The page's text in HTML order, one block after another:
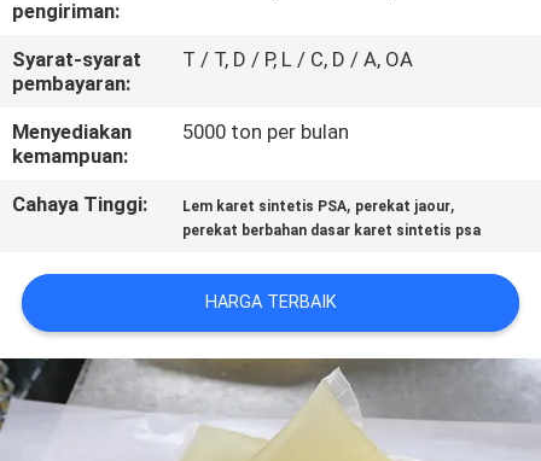
KASUS-
KASUS
PERMINTAAN
PENAWARAN
SITEMAP
KEBIJAKAN
PRIVASI
pengiriman:
Syarat-syarat
pembayaran:
T / T, D / P, L / C, D / A, OA
Menyediakan
kemampuan:
5000 ton per bulan
Cahaya Tinggi: Lem karet sintetis PSA, perekat jaour,
perekat berbahan dasar karet sintetis psa
HARGA TERBAIK